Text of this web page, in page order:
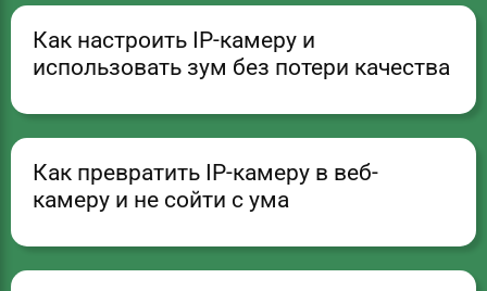
Как настроить IP-камеру и
использовать зум без потери качества
Как превратить IP-камеру в веб-
камеру и не сойти с ума